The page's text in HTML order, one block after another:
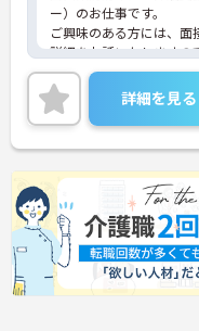
ー）のお仕事です。
ご興味のある方には、面
詳細をお話いたしますの
い。
詳細を見る